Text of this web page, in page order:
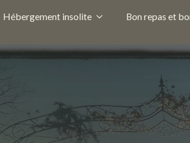
Hébergement insolite Bon repas et